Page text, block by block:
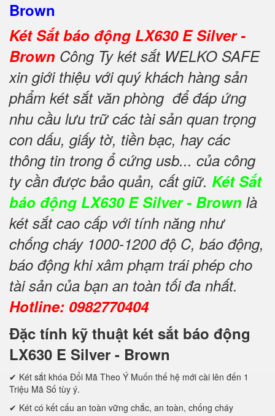
Brown
Két Sắt báo động LX630 E Silver -
Brown Công Ty két sắt WELKO SAFE
xin giới thiệu với quý khách hàng sản
phẩm két sắt văn phòng để đáp ứng
nhu cầu lưu trữ các tài sản quan trọng
con dấu, giấy tờ, tiền bạc, hay các
thông tin trong ổ cứng usb... của công
ty cần được bảo quản, cất giữ. Két Sắt
báo động LX630 E Silver - Brown là
két sắt cao cấp với tính năng như
chống cháy 1000-1200 độ C, báo động,
báo động khi xâm phạm trái phép cho
tài sản của bạn an toàn tối đa nhất.
Hotline: 0982770404
Đặc tính kỹ thuật két sắt báo động
LX630 E Silver - Brown
✔ Két sắt khóa Đổi Mã Theo Ý Muốn thế hệ mới cài lên đến 1
Triệu Mã Số tùy ý.
✔ Két có kết cấu an toàn vững chắc, an toàn, chống cháy